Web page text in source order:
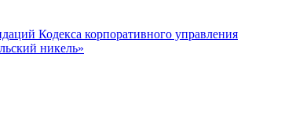
Кодекса корпоративного управления
никель»